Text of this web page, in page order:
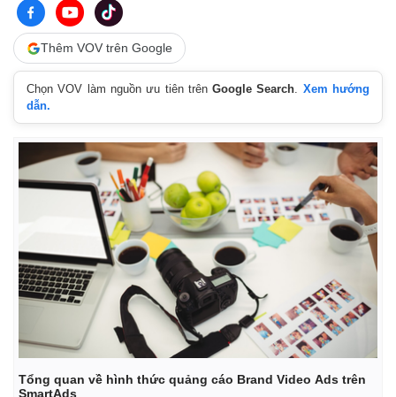
Thêm VOV trên Google
Chọn VOV làm nguồn ưu tiên trênGoogle Search. Xem hướng
dẫn.
Tổng quan về hình thức quảng cáo Brand Video Ads trên
SmartAds